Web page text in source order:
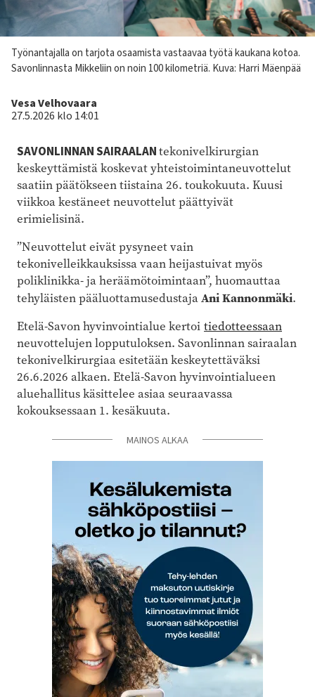
Kuvateksti
Työnantajalla on tarjota osaamista vastaavaa työtä kaukana kotoa.
Savonlinnasta Mikkeliin on noin 100 kilometriä. Kuva: Harri Mäenpää
Kirjoittaja
Vesa Velhovaara
27.5.2026 klo 14:01
SAVONLINNAN SAIRAALANtekonivelkirurgian
keskeyttämistä koskevat yhteistoimintaneuvottelut
saatiin päätökseen tiistaina 26. toukokuuta. Kuusi
viikkoa kestäneet neuvottelut päättyivät
erimielisinä.
”Neuvottelut eivät pysyneet vain
tekonivelleikkauksissa vaan heijastuivat myös
poliklinikka- ja heräämötoimintaan”, huomauttaa
tehyläisten pääluottamusedustajaAni Kannonmäki.
Etelä-Savon hyvinvointialue kertoi tiedotteessaan
neuvottelujen lopputuloksen. Savonlinnan sairaalan
tekonivelkirurgiaa esitetään keskeytettäväksi
26.6.2026 alkaen. Etelä-Savon hyvinvointialueen
aluehallitus käsittelee asiaa seuraavassa
kokouksessaan 1. kesäkuuta.
MAINOS ALKAA